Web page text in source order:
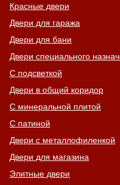
Красные двери
Двери для гаража
Двери для бани
Двери специального
С подсветкой
Двери в общий коридор
С минеральной плитой
С патиной
Двери с металлофиленкой
Двери для магазина
Элитные двери